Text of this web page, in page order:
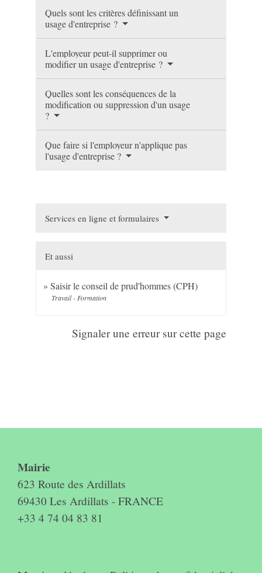
Quels sont les critères définissant un
usage d'entreprise ?
L'employeur peut-il supprimer ou
modifier un usage d'entreprise ?
Quelles sont les conséquences de la
modification ou suppression d'un usage
?
Que faire si l'employeur n'applique pas
l'usage d'entreprise ?
Services en ligne et formulaires
Et aussi
Saisir le conseil de prud'hommes (CPH)
Travail - Formation
Signaler une erreur sur cette page
Mairie
623 Route des Ardillats
69430 Les Ardillats - FRANCE
+33 4 74 04 83 81